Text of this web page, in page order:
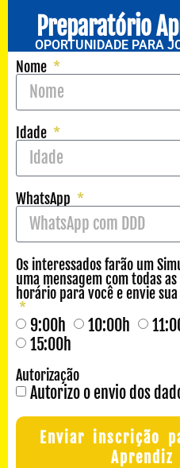
Preparatório
OPORTUNIDADE PARA
Nome
Idade
WhatsApp
Os interessados farão um
uma mensagem com todas
horário para você e envie
9:00h 10:00h
15:00h
Autorização
Autorizo o envio dos
Enviar inscrição
Aprendiz